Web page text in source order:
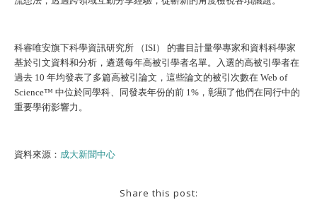
科睿唯安旗下科學資訊研究所 （ISI） 的書目計量學專家和資料科學家
基於引文資料和分析，遴選每年高被引學者名單。入選的高被引學者在
過去 10 年均發表了多篇高被引論文，這些論文的被引次數在 Web of
Science™ 中位於同學科、同發表年份的前 1%，彰顯了他們在同行中的
重要學術影響力。
資料來源： 成大新聞中心
Share this post: